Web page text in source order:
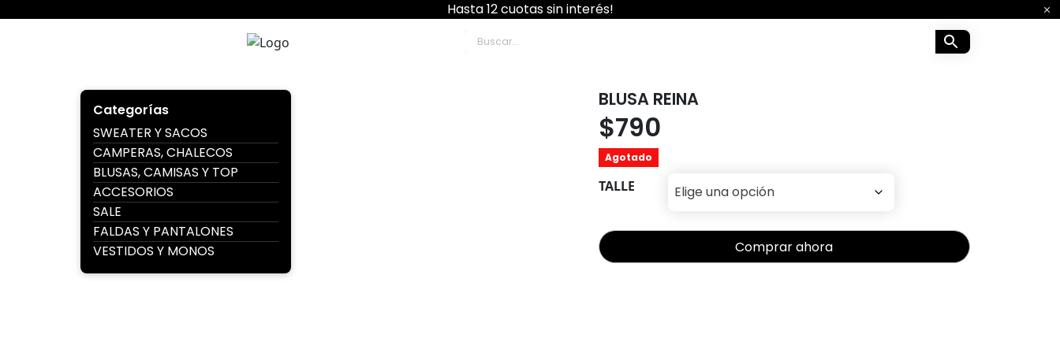
Hasta 12 cuotas sin interés!
Categorías
SWEATER Y SACOS
CAMPERAS, CHALECOS
BLUSAS, CAMISAS Y TOP
ACCESORIOS
SALE
FALDAS Y PANTALONES
VESTIDOS Y MONOS
BLUSA REINA
$790
Agotado
TALLE
Comprar ahora